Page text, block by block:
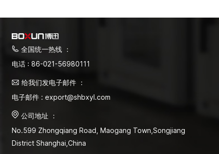
全国统一热线 ：
电话 : 86-021-56980111
给我们发电子邮件 ：
电子邮件 : export@shbxyl.com
公司地址 ：
No.599 Zhongqiang Road, Maogang Town,Songjiang
District Shanghai,China